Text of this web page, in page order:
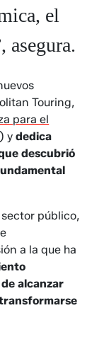
el
asegura.
Touring,
para el
ydedica
descubrió
público,
a la que ha
alcanzar